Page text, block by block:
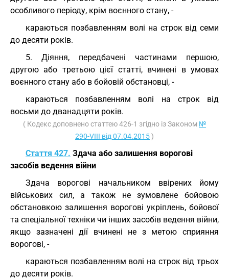
особливого періоду, крім воєнного стану, -
караються позбавленням волі на строк від семи
до десяти років.
5. Діяння, передбачені частинами першою,
другою або третьою цієї статті, вчинені в умовах
воєнного стану або в бойовій обстановці, -
караються позбавленням волі на строк від
восьми до дванадцяти років.
( Кодекс доповнено статтею 426-1 згідно із Законом №
290-VIII від 07.04.2015)
Стаття 427. Здача або залишення ворогові
засобів ведення війни
Здача ворогові начальником ввірених йому
військових сил, а також не зумовлене бойовою
обстановкою залишення ворогові укріплень, бойової
та спеціальної техніки чи інших засобів ведення війни,
якщо зазначені дії вчинені не з метою сприяння
ворогові, -
караються позбавленням волі на строк від трьох
до десяти років.